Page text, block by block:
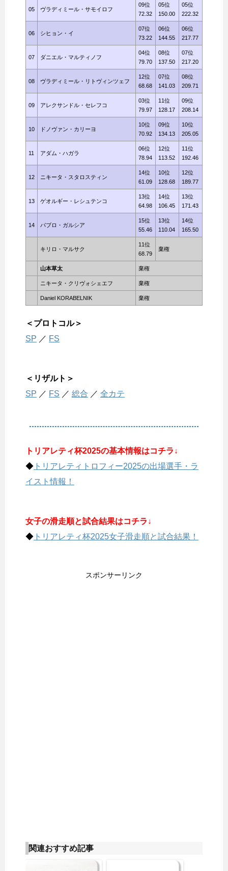
05 ヴラディミール・サモイロフ
09位
72.32
05位
150.00
05位
222.32
06 シヒョン・イ
07位
73.22
06位
144.55
06位
217.77
07 ダニエル・マルティノフ
04位
79.70
08位
137.50
07位
217.20
08 ヴラディミール・リトヴィンツェフ
12位
68.68
07位
141.03
08位
209.71
09 アレクサンドル・セレフコ
03位
79.97
11位
128.17
09位
208.14
10 ドノヴァン・カリーヨ
10位
70.92
09位
134.13
10位
205.05
11 アダム・ハガラ
06位
78.94
12位
113.52
11位
192.46
12 ニキータ・スタロスティン
14位
61.09
10位
128.68
12位
189.77
13 ゲオルギー・レシュテンコ
13位
64.98
14位
106.45
13位
171.43
14 パブロ・ガルシア
15位
55.46
13位
110.04
14位
165.50
キリロ・マルサク
11位
68.79
棄権
山本草太 棄権
ニキータ・クリヴォシェエフ 棄権
Daniel KORABELNIK 棄権
＜プロトコル＞
SP ／ FS
＜リザルト＞
SP ／ FS ／ 総合 ／ 全カテ
トリアレティ杯2025の基本情報はコチラ↓
◆ トリアレティトロフィー2025の出場選手・ラ
イスト情報！
女子の滑走順と試合結果はコチラ↓
◆ トリアレティ杯2025女子滑走順と試合結果！
スポンサーリンク
関連おすすめ記事